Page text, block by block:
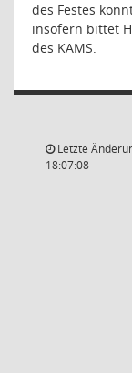
des Festes
insofern bittet
des KAMS.
Letzte
18:07:08